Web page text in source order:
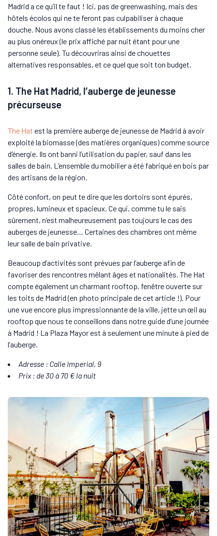
Madrid a ce qu’il te faut ! Ici, pas de greenwashing, mais des
hôtels écolos qui ne te feront pas culpabiliser à chaque
douche. Nous avons classé les établissements du moins cher
au plus onéreux (le prix affiché par nuit étant pour une
personne seule). Tu découvriras ainsi de chouettes
alternatives responsables, et ce quel que soit ton budget.
1. The Hat Madrid, l’auberge de jeunesse
précurseuse
The Hat est la première auberge de jeunesse de Madrid à avoir
exploité la biomasse (des matières organiques) comme source
d’énergie. Ils ont banni l’utilisation du papier, sauf dans les
salles de bain. L’ensemble du mobilier a été fabriqué en bois par
des artisans de la région.
Côté confort, on peut te dire que les dortoirs sont épurés,
propres, lumineux et spacieux. Ce qui, comme tu le sais
sûrement, n’est malheureusement pas toujours le cas des
auberges de jeunesse… Certaines des chambres ont même
leur salle de bain privative.
Beaucoup d’activités sont prévues par l’auberge afin de
favoriser des rencontres mêlant âges et nationalités. The Hat
compte également un charmant rooftop, fenêtre ouverte sur
les toits de Madrid (en photo principale de cet article !). Pour
une vue encore plus impressionnante de la ville, jette un œil au
rooftop que nous te conseillons dans notre guide d’une journée
à Madrid ! La Plaza Mayor est à seulement une minute à pied de
l’auberge.
Adresse : Calle Imperial, 9
Prix : de 30 à 70 € la nuit